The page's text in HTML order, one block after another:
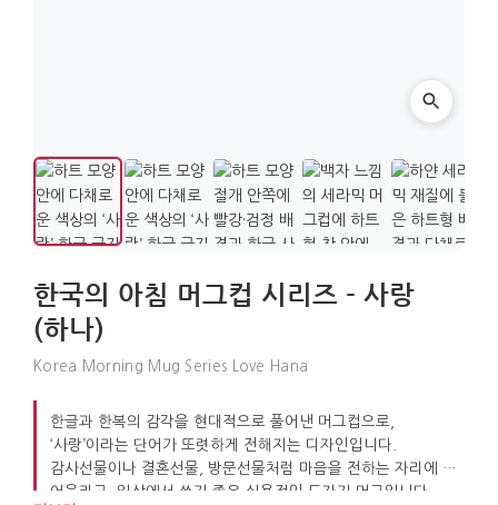
한국의 아침 머그컵 시리즈 - 사랑
(하나)
Korea Morning Mug Series Love Hana
한글과 한복의 감각을 현대적으로 풀어낸 머그컵으로,
‘사랑’이라는 단어가 또렷하게 전해지는 디자인입니다.
감사선물이나 결혼선물, 방문선물처럼 마음을 전하는 자리에 잘
어울리고, 일상에서 쓰기 좋은 실용적인 도자기 머그입니다.